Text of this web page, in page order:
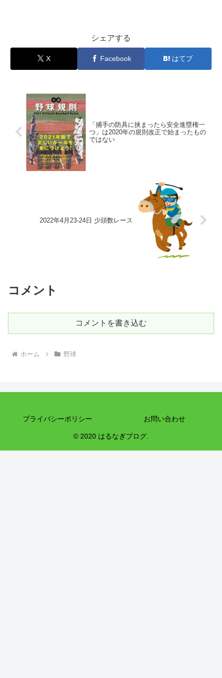
シェアする
X Facebook はてブ
「捕手の防具に挟まったら安全進塁権一
つ」は2020年の規則改正で始まったもの
ではない
2022年4月23‐24日 少頭数レース
コメント
コメントを書き込む
ホーム 野球
プライバシーポリシー お問い合わせ
© 2020 はるなぎブログ.